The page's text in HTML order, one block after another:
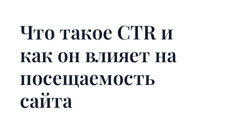
Что такое CTR и
как он влияет на
посещаемость
сайта